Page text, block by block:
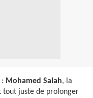
Mohamed Salah, la
tout juste de prolonger